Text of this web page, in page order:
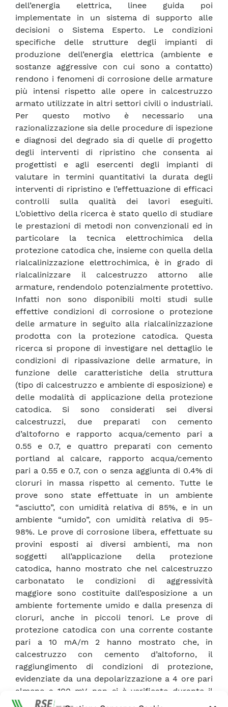
dell’energia elettrica, linee guida poi
implementate in un sistema di supporto alle
decisioni o Sistema Esperto. Le condizioni
specifiche delle strutture degli impianti di
produzione dell’energia elettrica (ambiente e
sostanze aggressive con cui sono a contatto)
rendono i fenomeni di corrosione delle armature
più intensi rispetto alle opere in calcestruzzo
armato utilizzate in altri settori civili o industriali.
Per questo motivo è necessario una
razionalizzazione sia delle procedure di ispezione
e diagnosi del degrado sia di quelle di progetto
degli interventi di ripristino che consenta ai
progettisti e agli esercenti degli impianti di
valutare in termini quantitativi la durata degli
interventi di ripristino e l’effettuazione di efficaci
controlli sulla qualità dei lavori eseguiti.
L’obiettivo della ricerca è stato quello di studiare
le prestazioni di metodi non convenzionali ed in
particolare la tecnica elettrochimica della
protezione catodica che, insieme con quella della
rialcalinizzazione elettrochimica, è in grado di
rialcalinizzare il calcestruzzo attorno alle
armature, rendendolo potenzialmente protettivo.
Infatti non sono disponibili molti studi sulle
effettive condizioni di corrosione o protezione
delle armature in seguito alla rialcalinizzazione
prodotta con la protezione catodica. Questa
ricerca si propone di investigare nel dettaglio le
condizioni di ripassivazione delle armature, in
funzione delle caratteristiche della struttura
(tipo di calcestruzzo e ambiente di esposizione) e
delle modalità di applicazione della protezione
catodica. Si sono considerati sei diversi
calcestruzzi, due preparati con cemento
d’altoforno e rapporto acqua/cemento pari a
0.55 e 0.7, e quattro preparati con cemento
portland al calcare, rapporto acqua/cemento
pari a 0.55 e 0.7, con o senza aggiunta di 0.4% di
cloruri in massa rispetto al cemento. Tutte le
prove sono state effettuate in un ambiente
“asciutto”, con umidità relativa di 85%, e in un
ambiente “umido”, con umidità relativa di 95-
98%. Le prove di corrosione libera, effettuate su
provini esposti ai diversi ambienti, ma non
soggetti all’applicazione della protezione
catodica, hanno mostrato che nel calcestruzzo
carbonatato le condizioni di aggressività
maggiore sono costituite dall’esposizione a un
ambiente fortemente umido e dalla presenza di
cloruri, anche in piccoli tenori. Le prove di
protezione catodica con una corrente costante
pari a 10 mA/m 2 hanno mostrato che, in
calcestruzzo con cemento d’altoforno, il
raggiungimento di condizioni di protezione,
evidenziate da una depolarizzazione a 4 ore pari
almeno a 100 mV, non si è verificato durante il
periodo di prova, pari a circa 300 giorni.